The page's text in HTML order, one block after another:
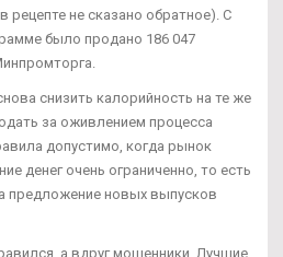
рецепте не сказано обратное). С
было продано 186 047
снизить калорийность на те же
за оживлением процесса
допустимо, когда рынок
денег очень ограниченно, то есть
предложение новых выпусков
а вдруг мошенники. Лучшие